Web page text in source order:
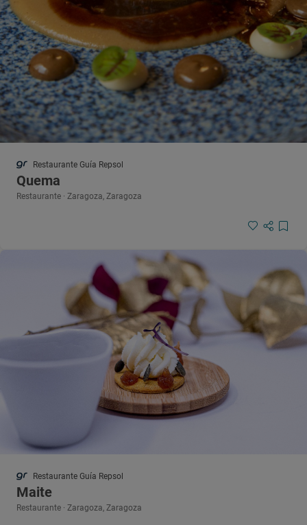
Restaurante Guía Repsol
Quema
Restaurante · Zaragoza, Zaragoza
Restaurante Guía Repsol
Maite
Restaurante · Zaragoza, Zaragoza